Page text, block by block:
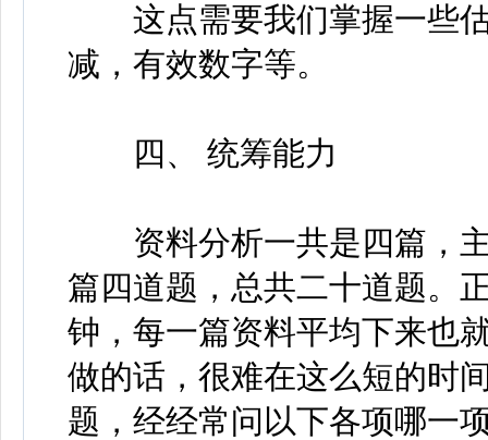
这点需要我们掌握一些估
减，有效数字等。
四、 统筹能力
资料分析一共是四篇，主
篇四道题，总共二十道题。
钟，每一篇资料平均下来也
做的话，很难在这么短的时
题，经经常问以下各项哪一